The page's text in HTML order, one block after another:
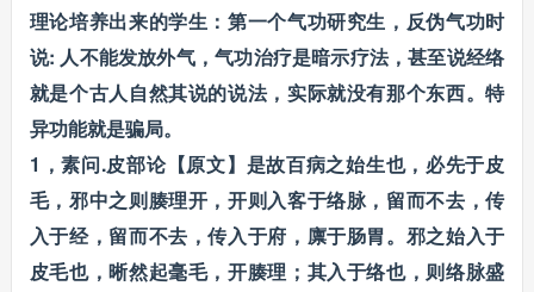
理论培养出来的学生：第一个气功研究生，反伪气功时
说: 人不能发放外气，气功治疗是暗示疗法，甚至说经络
就是个古人自然其说的说法，实际就没有那个东西。特
异功能就是骗局。
1，素问.皮部论【原文】是故百病之始生也，必先于皮
毛，邪中之则腠理开，开则入客于络脉，留而不去，传
入于经，留而不去，传入于府，廪于肠胃。邪之始入于
皮毛也，晰然起毫毛，开腠理；其入于络也，则络脉盛